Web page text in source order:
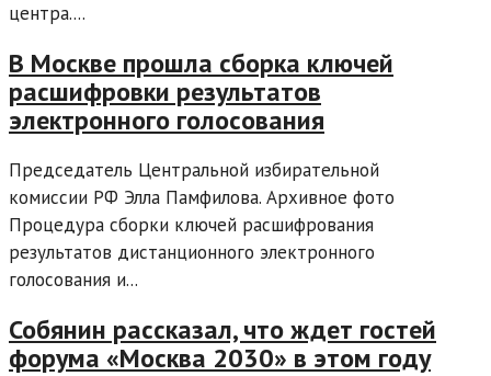
центра....
В Москве прошла сборка ключей
расшифровки результатов
электронного голосования
Председатель Центральной избирательной
комиссии РФ Элла Памфилова. Архивное фото
Процедура сборки ключей расшифрования
результатов дистанционного электронного
голосования и...
Собянин рассказал, что ждет гостей
форума «Москва 2030» в этом году